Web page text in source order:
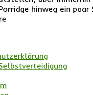
hinweg ein paar